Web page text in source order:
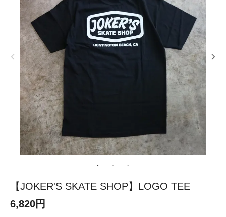
【JOKER'S SKATE SHOP】LOGO TEE
6,820円